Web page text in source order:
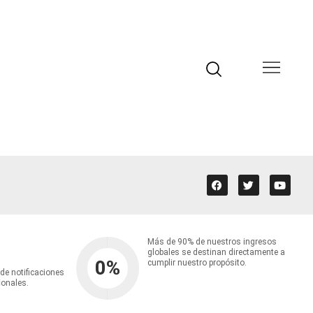
notificaciones
0%
Más de 90% de nuestros ingresos
globales se destinan directamente a
cumplir nuestro propósito.